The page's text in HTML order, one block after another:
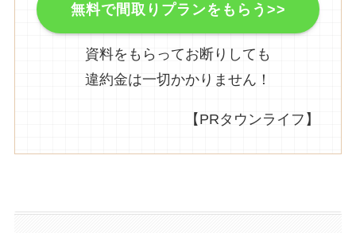
無料で間取りプランをもらう>>
資料をもらってお断りしても
違約金は一切かかりません！
【PRタウンライフ】